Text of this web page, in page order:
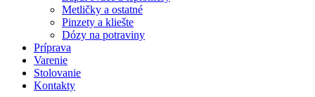
Metličky a ostatné
Pinzety a kliešte
Dózy na potraviny
Príprava
Varenie
Stolovanie
Kontakty